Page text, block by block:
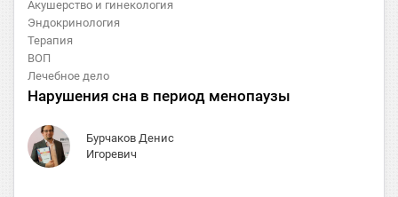
Акушерство и гинекология
Эндокринология
Терапия
ВОП
Лечебное дело
Нарушения сна в период менопаузы
Бурчаков Денис
Игоревич